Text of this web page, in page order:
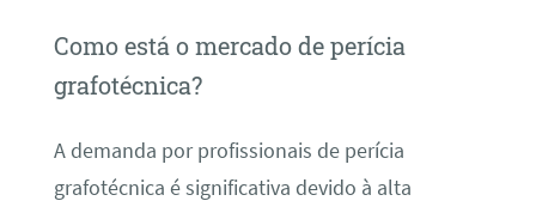
Como está o mercado de perícia
grafotécnica?
A demanda por profissionais de perícia
grafotécnica é significativa devido à alta